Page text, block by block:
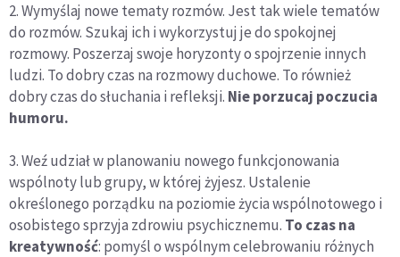
2. Wymyślaj nowe tematy rozmów. Jest tak wiele tematów
do rozmów. Szukaj ich i wykorzystuj je do spokojnej
rozmowy. Poszerzaj swoje horyzonty o spojrzenie innych
ludzi. To dobry czas na rozmowy duchowe. To również
dobry czas do słuchania i refleksji. Nie porzucaj poczucia
humoru.
3. Weź udział w planowaniu nowego funkcjonowania
wspólnoty lub grupy, w której żyjesz. Ustalenie
określonego porządku na poziomie życia wspólnotowego i
osobistego sprzyja zdrowiu psychicznemu. To czas na
kreatywność: pomyśl o wspólnym celebrowaniu różnych